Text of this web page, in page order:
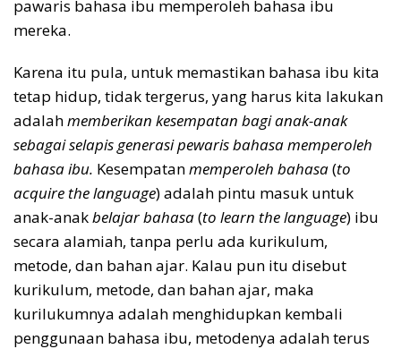
pawaris bahasa ibu memperoleh bahasa ibu
mereka.
Karena itu pula, untuk memastikan bahasa ibu kita
tetap hidup, tidak tergerus, yang harus kita lakukan
adalahmemberikan kesempatan bagi anak-anak
sebagai selapis generasi pewaris bahasa memperoleh
bahasa ibu. Kesempatanmemperoleh bahasa(to
acquire the language) adalah pintu masuk untuk
anak-anakbelajar bahasa(to learn the language) ibu
secara alamiah, tanpa perlu ada kurikulum,
metode, dan bahan ajar. Kalau pun itu disebut
kurikulum, metode, dan bahan ajar, maka
kurilukumnya adalah menghidupkan kembali
penggunaan bahasa ibu, metodenya adalah terus